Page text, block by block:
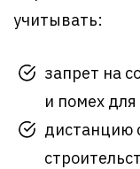
учитывать:
запрет на
и помех
дистанцию